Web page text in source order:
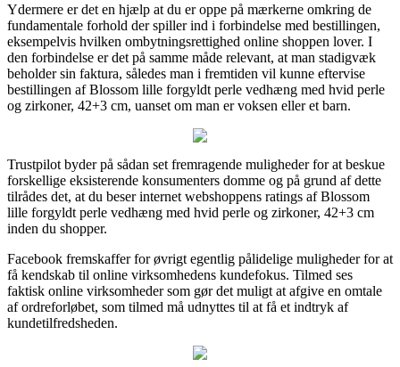
Ydermere er det en hjælp at du er oppe på mærkerne omkring de
fundamentale forhold der spiller ind i forbindelse med bestillingen,
eksempelvis hvilken ombytningsrettighed online shoppen lover. I
den forbindelse er det på samme måde relevant, at man stadigvæk
beholder sin faktura, således man i fremtiden vil kunne eftervise
bestillingen af Blossom lille forgyldt perle vedhæng med hvid perle
og zirkoner, 42+3 cm, uanset om man er voksen eller et barn.
Trustpilot byder på sådan set fremragende muligheder for at beskue
forskellige eksisterende konsumenters domme og på grund af dette
tilrådes det, at du beser internet webshoppens ratings af Blossom
lille forgyldt perle vedhæng med hvid perle og zirkoner, 42+3 cm
inden du shopper.
Facebook fremskaffer for øvrigt egentlig pålidelige muligheder for at
få kendskab til online virksomhedens kundefokus. Tilmed ses
faktisk online virksomheder som gør det muligt at afgive en omtale
af ordreforløbet, som tilmed må udnyttes til at få et indtryk af
kundetilfredsheden.